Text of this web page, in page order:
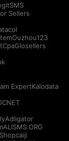
Sellers
Ouzhou123
Glosellers
ExpertKalodata
Adligator
ALISMS.ORG
Shopcaiji